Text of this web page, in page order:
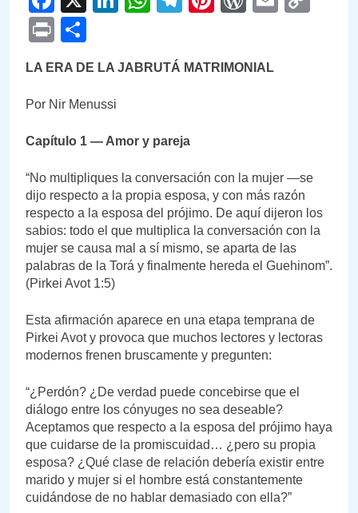
Print
LA ERA DE LA JABRUTÁ MATRIMONIAL
Por Nir Menussi
Capítulo 1 — Amor y pareja
“No multipliques la conversación con la mujer —se
dijo respecto a la propia esposa, y con más razón
respecto a la esposa del prójimo. De aquí dijeron los
sabios: todo el que multiplica la conversación con la
mujer se causa mal a sí mismo, se aparta de las
palabras de la Torá y finalmente hereda el Guehinom”.
(Pirkei Avot 1:5)
Esta afirmación aparece en una etapa temprana de
Pirkei Avot y provoca que muchos lectores y lectoras
modernos frenen bruscamente y pregunten:
“¿Perdón? ¿De verdad puede concebirse que el
diálogo entre los cónyuges no sea deseable?
Aceptamos que respecto a la esposa del prójimo haya
que cuidarse de la promiscuidad… ¿pero su propia
esposa? ¿Qué clase de relación debería existir entre
marido y mujer si el hombre está constantemente
cuidándose de no hablar demasiado con ella?”